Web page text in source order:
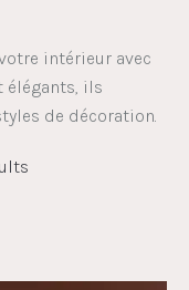
intérieur avec
élégants, ils
de décoration.